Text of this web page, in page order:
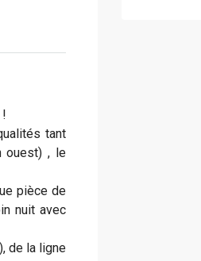
tant
ouest) , le
pièce de
nuit avec
de la ligne